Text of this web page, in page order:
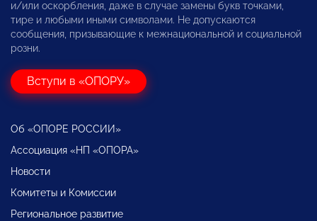
и/или оскорбления, даже в случае замены букв точками,
тире и любыми иными символами. Не допускаются
сообщения, призывающие к межнациональной и социальной
розни.
Вступи в «ОПОРУ»
Об «ОПОРЕ РОССИИ»
Ассоциация «НП «ОПОРА»
Новости
Комитеты и Комиссии
Региональное развитие